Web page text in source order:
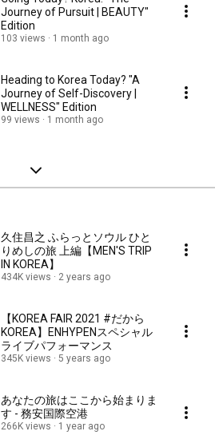
Journey of Pursuit | BEAUTY"
Edition
103 views 1 month ago
Heading to Korea Today? "A
Journey of Self-Discovery |
WELLNESS" Edition
99 views 1 month ago
久住昌之 ふらっとソウル ひと
りめしの旅 上編【MEN'S TRIP
IN KOREA】
434K views 2 years ago
【KOREA FAIR 2021 #だから
KOREA】ENHYPENスペシャル
ライブパフォーマンス
345K views 5 years ago
あなたの旅はここから始まりま
す - 務安国際空港
266K views 1 year ago